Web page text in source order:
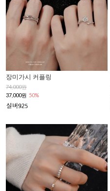
장미가시 커플링
74,000원
37,000원 50%